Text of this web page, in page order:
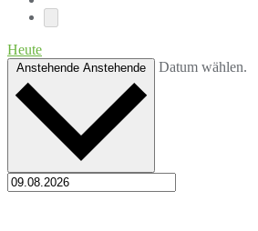
Heute
Anstehende Anstehende Datum wählen.